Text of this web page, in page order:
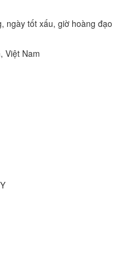
ngày tốt xấu, giờ hoàng đạo
, Việt Nam